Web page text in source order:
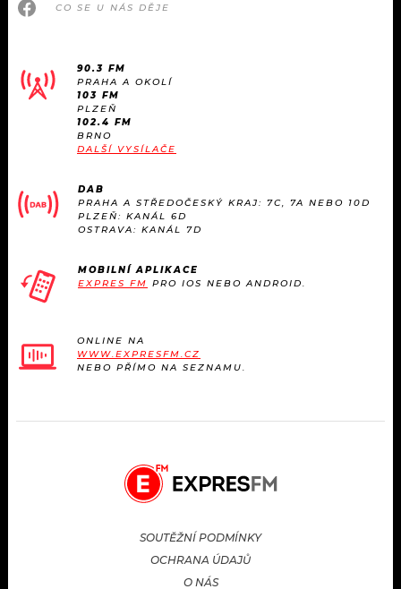
CO SE U NÁS DĚJE
90.3 FM
PRAHA A OKOLÍ
103 FM
PLZEŇ
102.4 FM
BRNO
DALŠÍ VYSÍLAČE
DAB
PRAHA A STŘEDOČESKÝ KRAJ: 7C, 7A NEBO 10D
PLZEŇ: KANÁL 6D
OSTRAVA: KANÁL 7D
MOBILNÍ APLIKACE
EXPRES FM PRO IOS NEBO ANDROID.
ONLINE NA
WWW.EXPRESFM.CZ
NEBO PŘÍMO NA SEZNAMU.
SOUTĚŽNÍ PODMÍNKY
OCHRANA ÚDAJŮ
O NÁS